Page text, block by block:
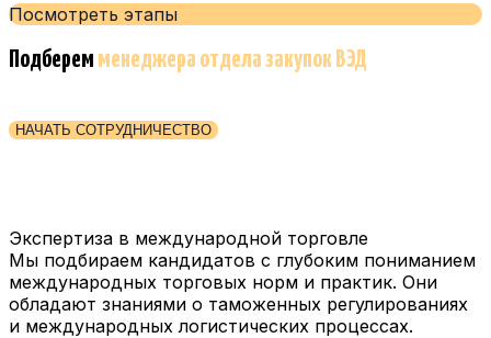
Посмотреть этапы
Подберем менеджера отдела закупок ВЭД
НАЧАТЬ СОТРУДНИЧЕСТВО
Экспертиза в международной торговле
Мы подбираем кандидатов с глубоким пониманием
международных торговых норм и практик. Они
обладают знаниями о таможенных регулированиях
и международных логистических процессах.